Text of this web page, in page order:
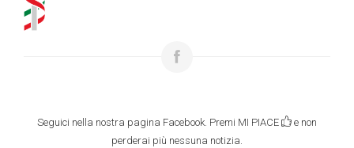
Seguici nella nostra pagina Facebook. Premi MI PIACE
e non
perderai più nessuna notizia.